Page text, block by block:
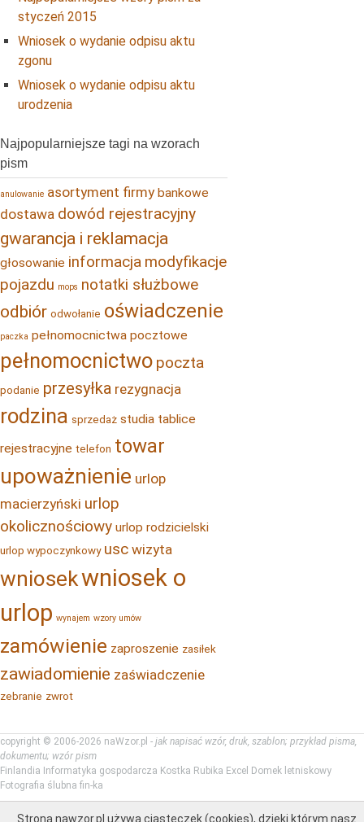
styczeń 2015
Wniosek o wydanie odpisu aktu
zgonu
Wniosek o wydanie odpisu aktu
urodzenia
Najpopularniejsze tagi na wzorach
pism
anulowanie asortyment firmy bankowe
dostawa dowód rejestracyjny
gwarancja i reklamacja
głosowanie informacja modyfikacje
pojazdu mops notatki służbowe
odbiór odwołanie oświadczenie
paczka pełnomocnictwa pocztowe
pełnomocnictwo poczta
podanie przesyłka rezygnacja
rodzina sprzedaż studia tablice
rejestracyjne telefon towar
upoważnienie urlop
macierzyński urlop
okolicznościowy urlop rodzicielski
urlop wypoczynkowy usc wizyta
wniosekwniosek o
urlop wynajem wzory umów
zamówienie zaproszenie zasiłek
zawiadomienie zaświadczenie
zebranie zwrot
copyright © 2006-2026 naWzor.pl - jak napisać wzór, druk, szablon; przykład pisma,
dokumentu; wzór pism
Finlandia Informatyka gospodarcza Kostka Rubika Excel Domek letniskowy
Fotografia ślubna fin-ka
Strona nawzor.pl używa ciasteczek (cookies), dzięki którym nasz